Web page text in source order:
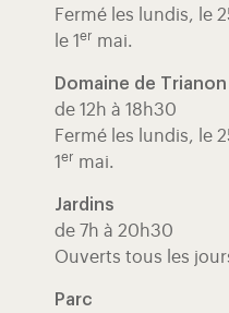
Fermé les lundis, le
le 1 er mai.
Domaine de Trianon
de 12h à 18h30
Fermé les lundis, le
1 er mai.
Jardins
de 7h à 20h30
Ouverts tous les
Parc